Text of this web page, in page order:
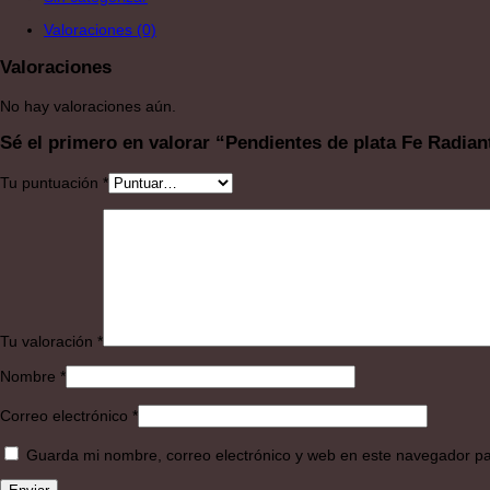
Valoraciones (0)
Valoraciones
No hay valoraciones aún.
Sé el primero en valorar “Pendientes de plata Fe
Tu puntuación *
Tu valoración *
Nombre *
Correo electrónico *
Guarda mi nombre, correo electrónico y web en este navegador